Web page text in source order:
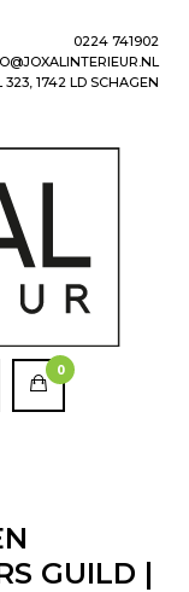
0224 741902
323, 1742 LD SCHAGEN
0
GUILD |